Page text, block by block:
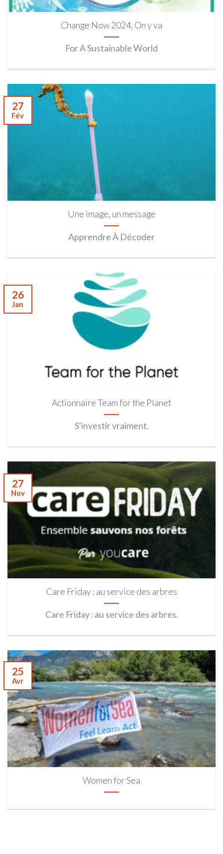
Change Now 2024, On y va
For A Sustainable World
Une image, un message
Apprendre À Décoder
27
Fév
Actionnaire Team for the Planet
S'investir vraiment.
26
Jan
Care Friday : au service des arbres
Care Friday : au service des arbres.
27
Nov
Women for Sea
25
Avr